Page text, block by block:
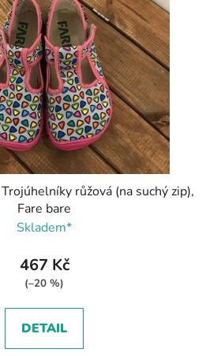
růžová (na suchý zip),
Fare bare
Skladem*
467 Kč
(–20 %)
DETAIL